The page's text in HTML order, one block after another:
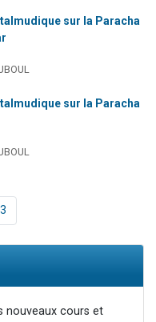
sur la Paracha
sur la Paracha
3
nouveaux cours et